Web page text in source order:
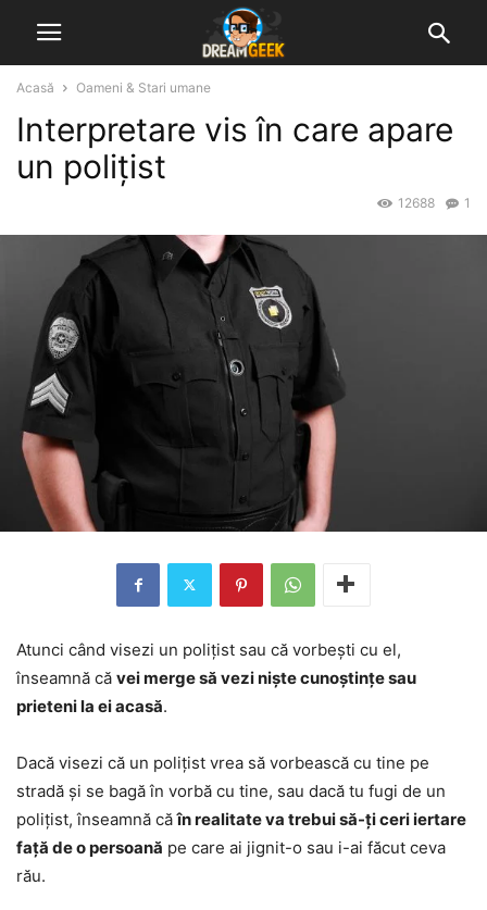
Acasă Oameni & Stari umane
Interpretare vis în care apare
un polițist
1
12688
Atunci când visezi un polițist sau că vorbești cu el,
înseamnă că vei merge să vezi niște cunoștințe sau
prieteni la ei acasă.
Dacă visezi că un polițist vrea să vorbească cu tine pe
stradă și se bagă în vorbă cu tine, sau dacă tu fugi de un
polițist, înseamnă căîn realitate va trebui să-ți ceri iertare
față de o persoană pe care ai jignit-o sau i-ai făcut ceva
rău.